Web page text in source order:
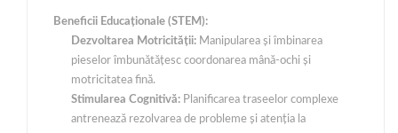
Beneficii Educaționale (STEM):
Dezvoltarea Motricității: Manipularea și îmbinarea
pieselor îmbunătățesc coordonarea mână-ochi și
motricitatea fină.
Stimularea Cognitivă: Planificarea traseelor complexe
antrenează rezolvarea de probleme și atenția la